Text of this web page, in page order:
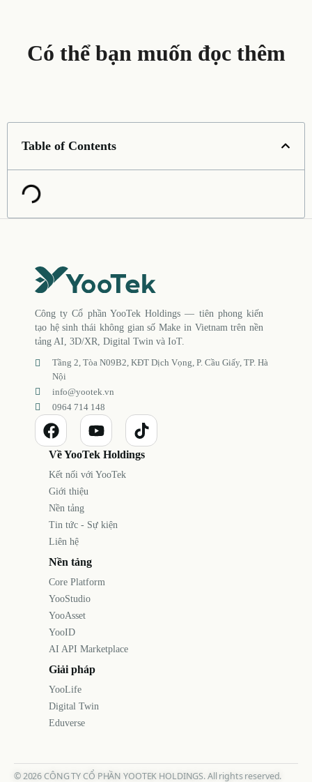
Có thể bạn muốn đọc thêm
Table of Contents
Công ty Cổ phần YooTek Holdings — tiên phong kiến
tạo hệ sinh thái không gian số Make in Vietnam trên nền
tảng AI, 3D/XR, Digital Twin và IoT.
Tầng 2, Tòa N09B2, KĐT Dịch Vọng, P. Cầu Giấy, TP. Hà
Nội
info@yootek.vn
0964 714 148
Về YooTek Holdings
Kết nối với YooTek
Giới thiệu
Nền tảng
Tin tức - Sự kiện
Liên hệ
Nền tảng
Core Platform
YooStudio
YooAsset
YooID
AI API Marketplace
Giải pháp
YooLife
Digital Twin
Eduverse
©2026CÔNG TY CỔ PHẦN YOOTEK HOLDINGS. All rights reserved.